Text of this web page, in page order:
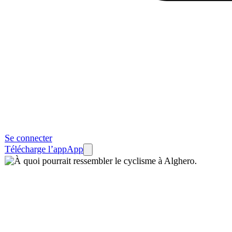
Se connecter
Télécharge l’appApp